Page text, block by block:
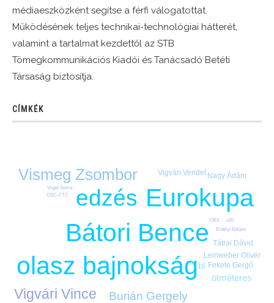
médiaeszközként segítse a férfi válogatottat.
Működésének teljes technikai-technológiai hátterét,
valamint a tartalmat kezdettől az STB
Tömegkommunikációs Kiadói és Tanácsadó Betéti
Társaság biztosítja.
CÍMKÉK
Bátori Bence
Eurokupa
olasz bajnokság
edzés
Vismeg Zsombor
Vigvári Vince Burián Gergely
bl
ötméteres
Fekete Gergő
Leinweber Olivér
Nagy Ádám
Tátrai Dávid
Vigvári Vendel
Erdélyi Balázs
OB1
OSC-FTC
u20
Vogel Soma